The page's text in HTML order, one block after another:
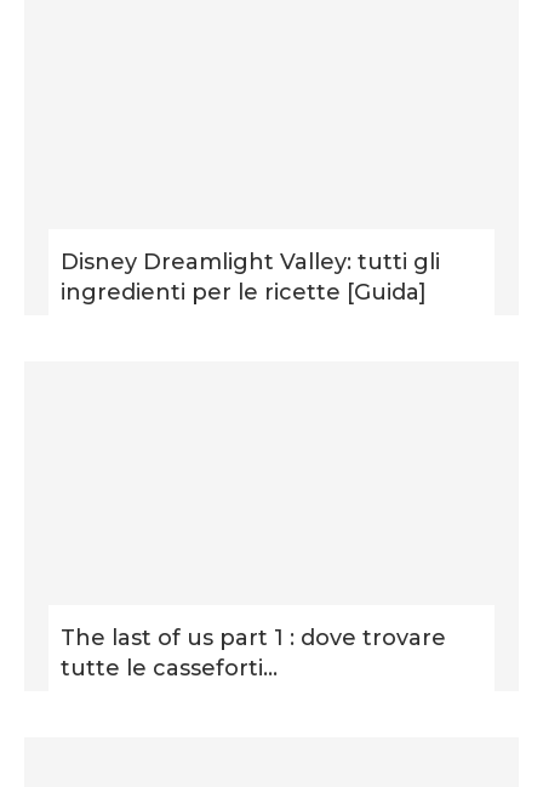
Disney Dreamlight Valley: tutti gli
ingredienti per le ricette [Guida]
The last of us part 1 : dove trovare
tutte le casseforti...